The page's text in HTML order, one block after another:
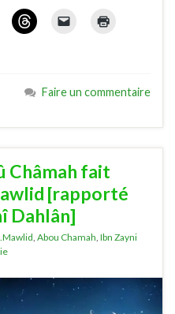
Faire un commentaire
Châmah fait
[rapporté
Dahlân]
, Abou Chamah, Ibn Zayni